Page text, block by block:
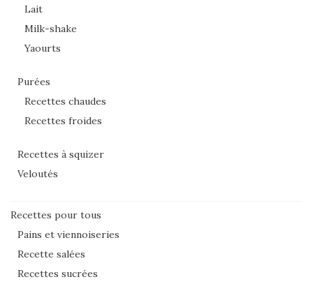
Lait
Milk-shake
Yaourts
Purées
Recettes chaudes
Recettes froides
Recettes à squizer
Veloutés
Recettes pour tous
Pains et viennoiseries
Recette salées
Recettes sucrées